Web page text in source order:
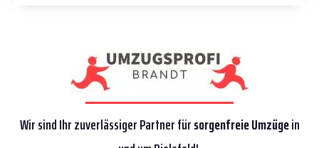
Wir sind Ihr zuverlässiger Partner fürsorgenfreie Umzügein